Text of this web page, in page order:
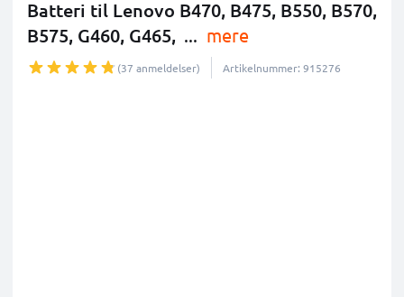
Batteri til Lenovo B470, B475, B550, B570,
B575, G460, G465, ... mere
(37 anmeldelser) Artikelnummer: 915276